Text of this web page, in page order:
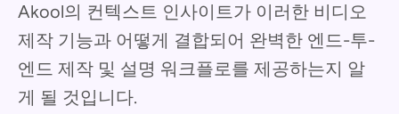
Akool의 컨텍스트 인사이트가 이러한 비디오
제작 기능과 어떻게 결합되어 완벽한 엔드-투-
엔드 제작 및 설명 워크플로를 제공하는지 알
게 될 것입니다.